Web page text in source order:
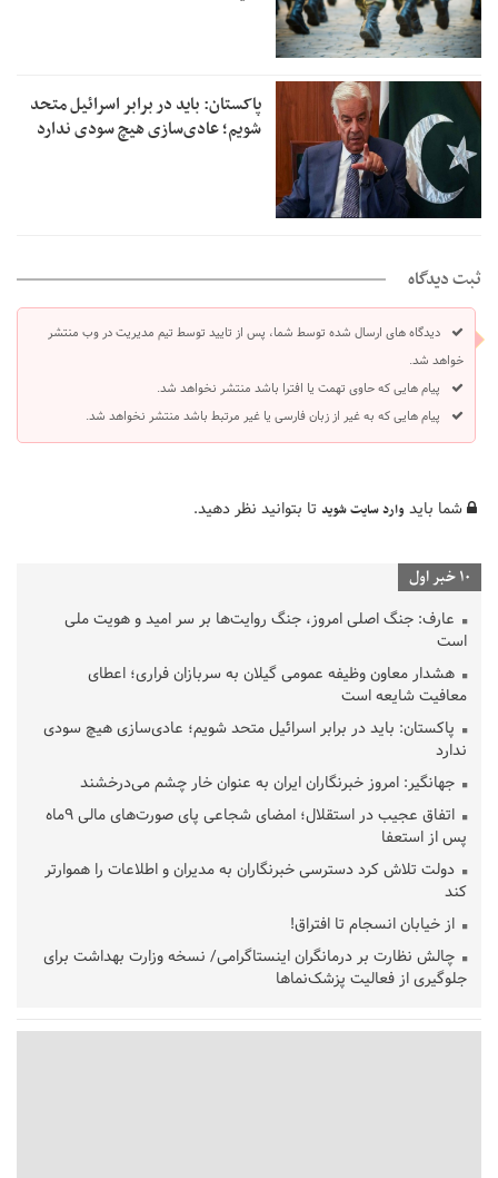
پاکستان: باید در برابر اسرائیل متحد
شویم؛ عادی‌سازی هیچ سودی ندارد
ثبت دیدگاه
دیدگاه های ارسال شده توسط شما، پس از تایید توسط تیم مدیریت در وب منتشر
خواهد شد.
پیام هایی که حاوی تهمت یا افترا باشد منتشر نخواهد شد.
پیام هایی که به غیر از زبان فارسی یا غیر مرتبط باشد منتشر نخواهد شد.
شما باید وارد سایت شوید تا بتوانید نظر دهید.
10 خبر اول
عارف: جنگ اصلی امروز، جنگ روایت‌ها بر سر امید و هویت ملی
است
هشدار معاون وظیفه عمومی گیلان به سربازان فراری؛ اعطای
معافیت شایعه است
پاکستان: باید در برابر اسرائیل متحد شویم؛ عادی‌سازی هیچ سودی
ندارد
جهانگیر: امروز خبرنگاران ایران به عنوان خار چشم می‌درخشند
اتفاق عجیب در استقلال؛ امضای شجاعی پای صورت‌های مالی ٩ماه
پس از استعفا
دولت تلاش کرد دسترسی خبرنگاران به مدیران و اطلاعات را هموارتر
کند
از خیابان انسجام تا افتراق!
چالش نظارت بر درمانگران اینستاگرامی/ نسخه وزارت بهداشت برای
جلوگیری از فعالیت پزشک‌نماها